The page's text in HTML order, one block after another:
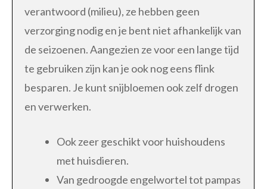
verantwoord (milieu), ze hebben geen
verzorging nodig en je bent niet afhankelijk van
de seizoenen. Aangezien ze voor een lange tijd
te gebruiken zijn kan je ook nog eens flink
besparen. Je kunt snijbloemen ook zelf drogen
en verwerken.
Ook zeer geschikt voor huishoudens
met huisdieren.
Van gedroogde engelwortel tot pampas